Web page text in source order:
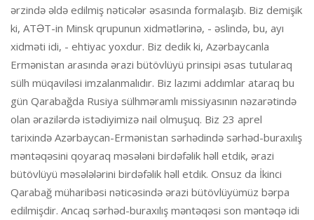
ərzində əldə edilmiş nəticələr əsasında formalaşıb. Biz demişik
ki, ATƏT-in Minsk qrupunun xidmətlərinə, - əslində, bu, ayı
xidməti idi, - ehtiyac yoxdur. Biz dedik ki, Azərbaycanla
Ermənistan arasında ərazi bütövlüyü prinsipi əsas tutularaq
sülh müqaviləsi imzalanmalıdır. Biz lazımi addımlar ataraq bu
gün Qarabağda Rusiya sülhməramlı missiyasının nəzarətində
olan ərazilərdə istədiyimizə nail olmuşuq. Biz 23 aprel
tarixində Azərbaycan-Ermənistan sərhədində sərhəd-buraxılış
məntəqəsini qoyaraq məsələni birdəfəlik həll etdik, ərazi
bütövlüyü məsələlərini birdəfəlik həll etdik. Onsuz da İkinci
Qarabağ müharibəsi nəticəsində ərazi bütövlüyümüz bərpa
edilmişdir. Ancaq sərhəd-buraxılış məntəqəsi son məntəqə idi